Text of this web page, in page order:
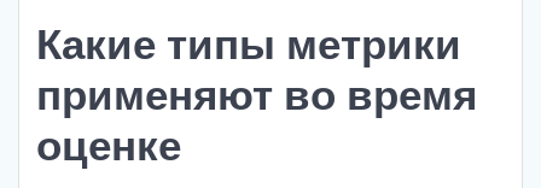
Какие типы метрики
применяют во время
оценке